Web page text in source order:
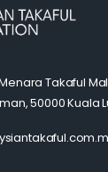
Takaful
50000 Kuala